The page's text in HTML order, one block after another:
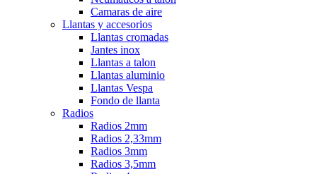
Camaras de aire
Llantas y accesorios
Llantas cromadas
Jantes inox
Llantas a talon
Llantas aluminio
Llantas Vespa
Fondo de llanta
Radios
Radios 2mm
Radios 2,33mm
Radios 3mm
Radios 3,5mm